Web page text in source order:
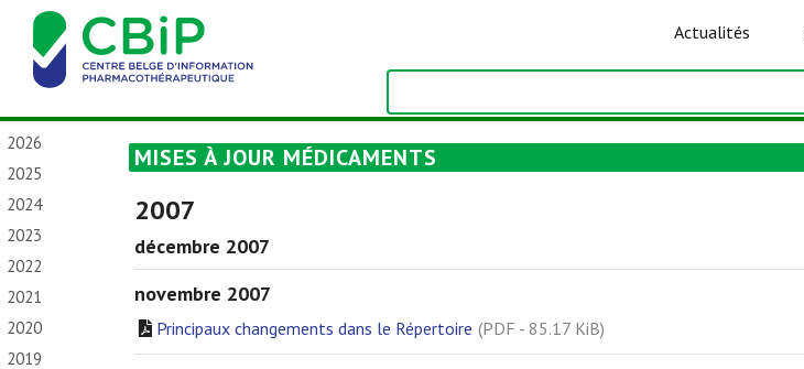
Actualités
2026
2025
2024
2023
2022
2021
2020
2019
MISES À JOUR MÉDICAMENTS
2007
décembre 2007
novembre 2007
Principaux changements dans le Répertoire (PDF - 85.17 KiB)